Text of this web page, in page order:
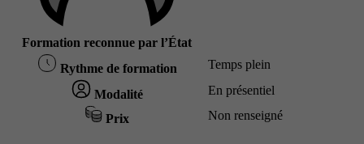
Formation reconnue par l’État
Rythme de formation Temps plein
Modalité En présentiel
Prix Non renseigné